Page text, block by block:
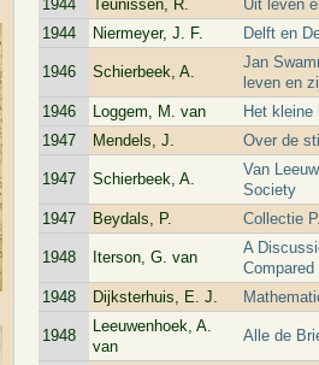
1944
Teunissen, R.
Uit leven
1944
Niermeyer, J. F. Delft en
1946 Schierbeek, A.
Jan
leven en
1946
Loggem, M. van
Het kleine
1947
Mendels, J. Over de
1947 Schierbeek, A.
Van
Society
1947
Beydals, P. Collectie
1948 Iterson, G. van
A
1948
Dijksterhuis, E. J.
1948
Leeuwenhoek, A.
van
Alle de